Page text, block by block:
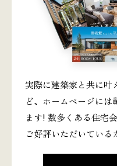
実際に建築家と共に叶
ど、ホームページに
ます! 数多くある住宅
ご好評いただいている